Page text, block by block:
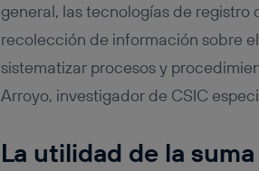
general, las tecnologías de
recolección de información sobre
sistematizar procesos y
Arroyo, investigador de CSIC
La utilidad de la